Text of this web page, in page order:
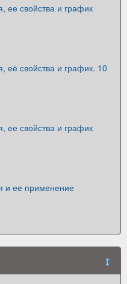
ее свойства и график
её свойства и график. 10
ее свойства и график
и ее применение